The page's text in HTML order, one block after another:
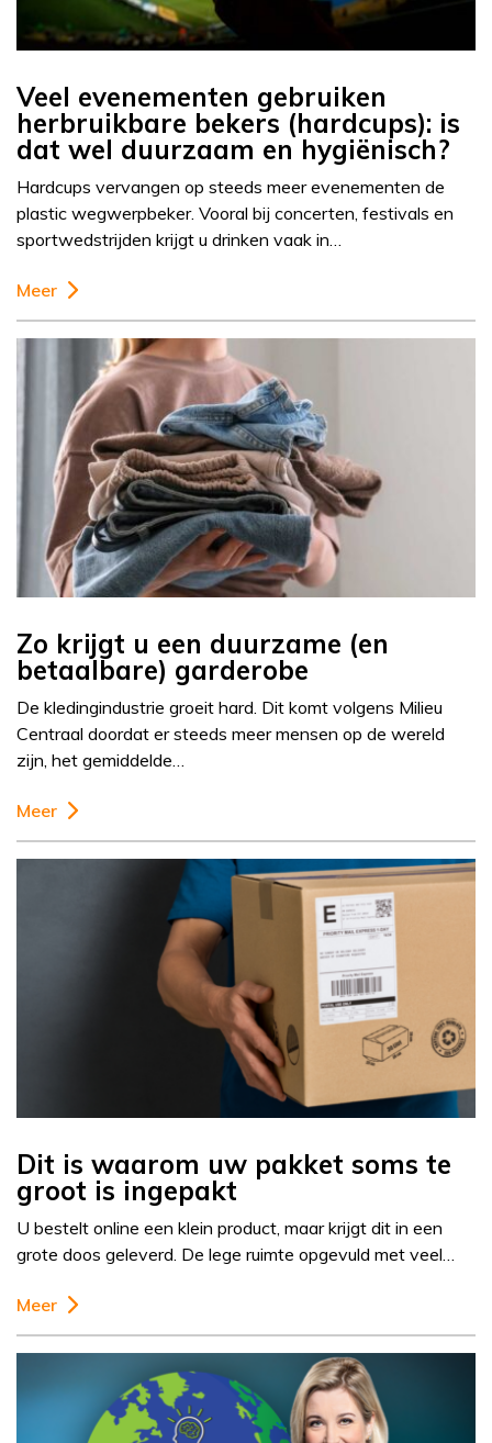
Veel evenementen gebruiken
herbruikbare bekers (hardcups): is
dat wel duurzaam en hygiënisch?
Hardcups vervangen op steeds meer evenementen de
plastic wegwerpbeker. Vooral bij concerten, festivals en
sportwedstrijden krijgt u drinken vaak in…
Meer
Zo krijgt u een duurzame (en
betaalbare) garderobe
De kledingindustrie groeit hard. Dit komt volgens Milieu
Centraal doordat er steeds meer mensen op de wereld
zijn, het gemiddelde…
Meer
Dit is waarom uw pakket soms te
groot is ingepakt
U bestelt online een klein product, maar krijgt dit in een
grote doos geleverd. De lege ruimte opgevuld met veel…
Meer